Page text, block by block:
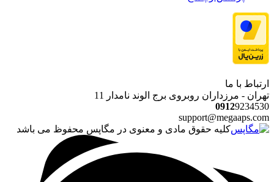
ارتباط با ما
تهران - مرزداران روبروی برج الوند نامدار 11
09129234530
support@megaaps.com
کلیه حقوق مادی و معنوی در مگاپس محفوظ می باشد